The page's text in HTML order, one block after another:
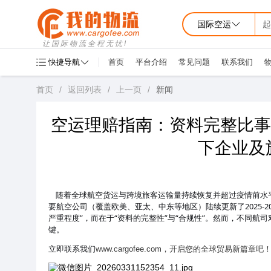
让国际物流全程无忧!
国际空运
快捷导航 首页 平台介绍 常见问题 联系我们
首页 / 返回列表 / 上一页 / 新闻
空运理赔指南：资料完整比
下企业及
随着全球航空货运与跨境旅客运输量持续恢复并超过疫情前
要航空公司（覆盖欧美、亚太、中东等地区）陆续更新了2025-
严重程度”，而在于“资料的完整性”与“合规性”。然而，不同
键。
立即联系我们www.cargofee.com，开启您的全球贸易新篇章吧！